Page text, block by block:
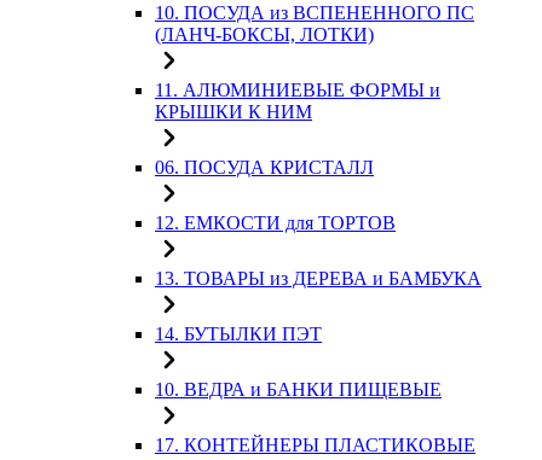
10. ПОСУДА из ВСПЕНЕННОГО ПС
(ЛАНЧ-БОКСЫ, ЛОТКИ)
11. АЛЮМИНИЕВЫЕ ФОРМЫ и
КРЫШКИ К НИМ
06. ПОСУДА КРИСТАЛЛ
12. ЕМКОСТИ для ТОРТОВ
13. ТОВАРЫ из ДЕРЕВА и БАМБУКА
14. БУТЫЛКИ ПЭТ
10. ВЕДРА и БАНКИ ПИЩЕВЫЕ
17. КОНТЕЙНЕРЫ ПЛАСТИКОВЫЕ